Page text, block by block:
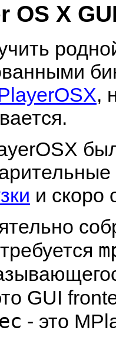
OS X
,
и скоро
GUI
- это